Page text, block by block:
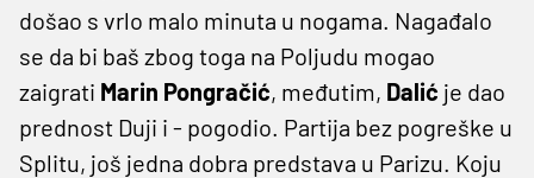
došao s vrlo malo minuta u nogama. Nagađalo
se da bi baš zbog toga na Poljudu mogao
zaigrati Marin Pongračić, međutim, Dalić je dao
prednost Duji i - pogodio. Partija bez pogreške u
Splitu, još jedna dobra predstava u Parizu. Koju